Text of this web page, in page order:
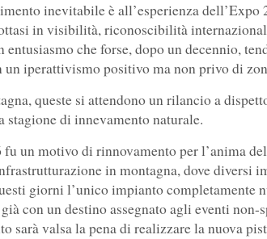
inevitabile è all’esperienza dell’Expo
in visibilità, riconoscibilità
che forse, dopo un decennio,
iperattivismo positivo ma non privo di
queste si attendono un rilancio a
stagione di innevamento naturale.
fu un motivo di rinnovamento per l’anima
in montagna, dove diversi
giorni l’unico impianto completamente
con un destino assegnato agli eventi
sarà valsa la pena di realizzare la nuova